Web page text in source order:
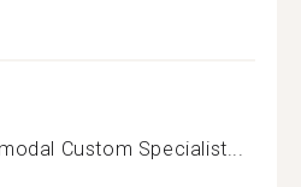
Custom Specialist...